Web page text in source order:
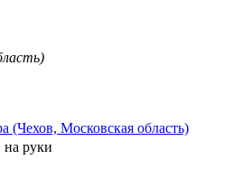
(Чехов, Московская область)
на руки